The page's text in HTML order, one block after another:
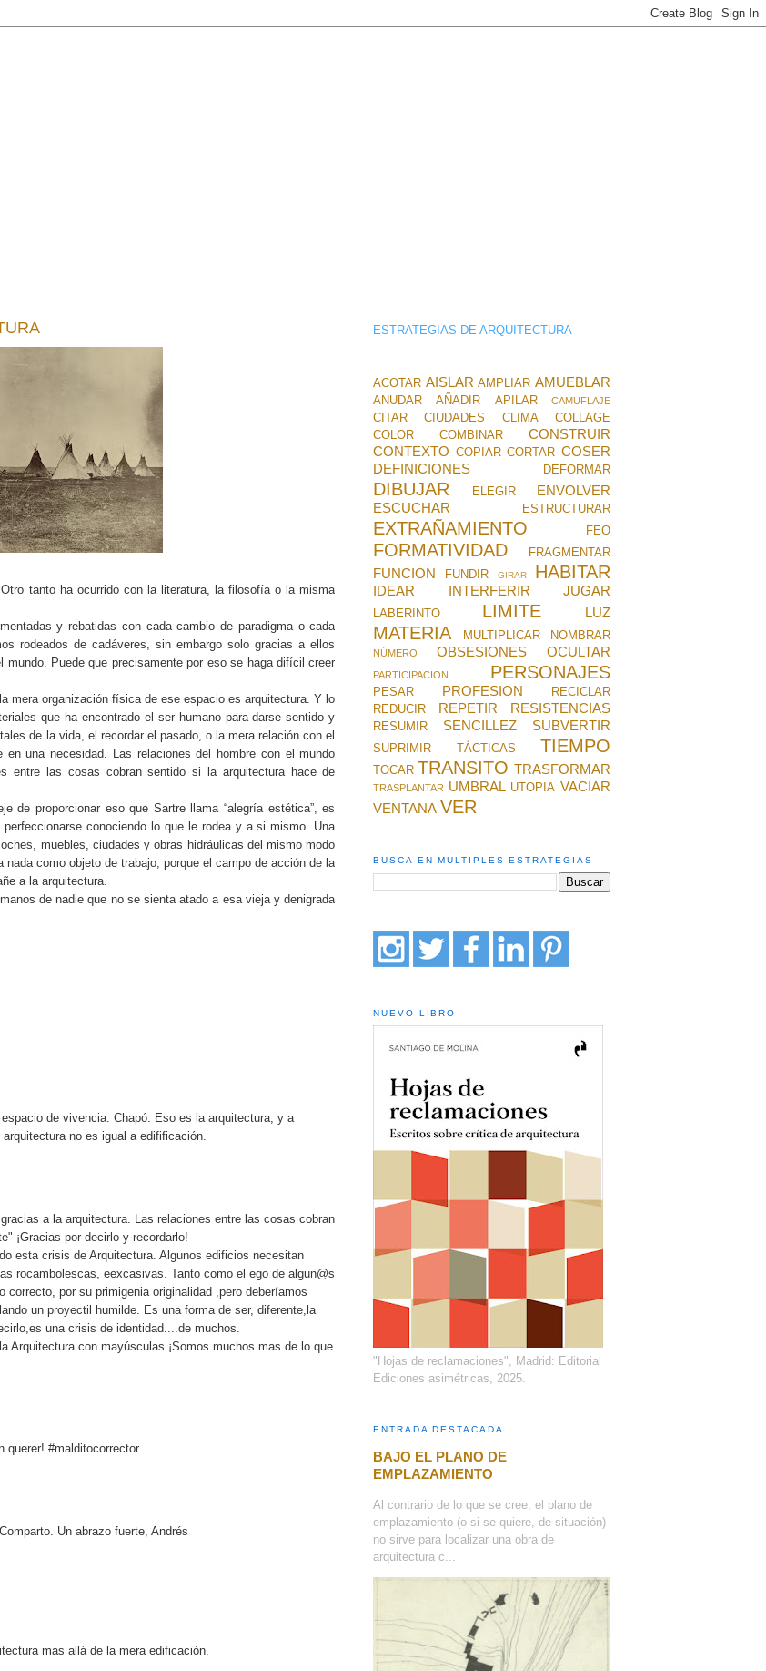
tanto ha ocurrido con la literatura, la filosofía o la misma
y rebatidas con cada cambio de paradigma o cada
rodeados de cadáveres, sin embargo solo gracias a ellos
Puede que precisamente por eso se haga difícil creer
mera organización física de ese espacio es arquitectura. Y lo
que ha encontrado el ser humano para darse sentido y
de la vida, el recordar el pasado, o la mera relación con el
una necesidad. Las relaciones del hombre con el mundo
entre las cosas cobran sentido si la arquitectura hace de
de proporcionar eso que Sartre llama “alegría estética”, es
conociendo lo que le rodea y a si mismo. Una
muebles, ciudades y obras hidráulicas del mismo modo
como objeto de trabajo, porque el campo de acción de la
a la arquitectura.
de nadie que no se sienta atado a esa vieja y denigrada
de vivencia. Chapó. Eso es la arquitectura, y a
no es igual a edifificación.
a la arquitectura. Las relaciones entre las cosas cobran
¡Gracias por decirlo y recordarlo!
esta crisis de Arquitectura. Algunos edificios necesitan
rocambolescas, eexcasivas. Tanto como el ego de algun@s
por su primigenia originalidad ,pero deberíamos
un proyectil humilde. Es una forma de ser, diferente,la
una crisis de identidad....de muchos.
Arquitectura con mayúsculas ¡Somos muchos mas de lo que
querer! #malditocorrector
Un abrazo fuerte, Andrés
mas allá de la mera edificación.
ESTRATEGIAS DE ARQUITECTURA
ACOTAR AISLAR AMPLIAR AMUEBLAR
ANUDAR AÑADIR APILAR CAMUFLAJE
CITAR CIUDADES CLIMA
COLLAGE
COLOR
COMBINAR
CONSTRUIR
CONTEXTO COPIAR CORTAR COSER
DEFINICIONES
DEFORMAR
DIBUJAR ELEGIR
ENVOLVER
ESCUCHAR
ESTRUCTURAR
EXTRAÑAMIENTO FEO
FORMATIVIDAD FRAGMENTAR
FUNCION FUNDIR GIRAR HABITAR
IDEAR INTERFERIR JUGAR
LABERINTO LIMITE LUZ
MATERIA MULTIPLICAR NOMBRAR
NÚMERO OBSESIONES OCULTAR
PARTICIPACION PERSONAJES
PESAR PROFESION
RECICLAR
REDUCIR
REPETIR RESISTENCIAS
RESUMIR SENCILLEZ SUBVERTIR
SUPRIMIR TÁCTICAS TIEMPO
TOCAR TRANSITO TRASFORMAR
TRASPLANTAR UMBRAL UTOPIA VACIAR
VENTANA VER
BUSCA EN MULTIPLES ESTRATEGIAS
NUEVO LIBRO
"Hojas de reclamaciones", Madrid: Editorial
Ediciones asimétricas, 2025.
ENTRADA DESTACADA
BAJO EL PLANO DE
EMPLAZAMIENTO
Al contrario de lo que se cree, el plano de
emplazamiento (o si se quiere, de situación)
no sirve para localizar una obra de
arquitectura c...